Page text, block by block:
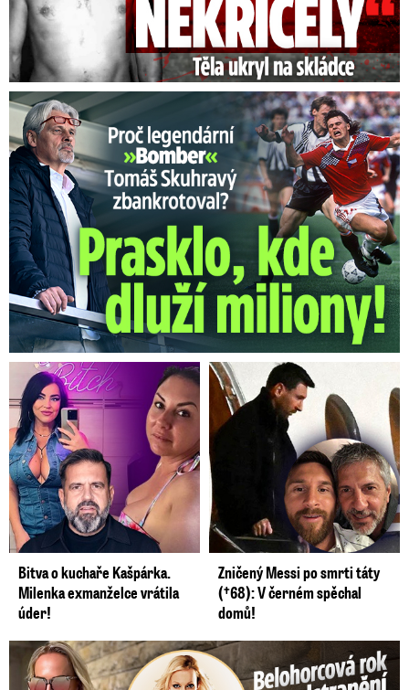
Proč Skuhravý zbankrotoval? Prasklo, kde dluží miliony!
Bitva o kuchaře Kašpárka.
Milenka exmanželce vrátila
úder!
Zničený Messi po smrti táty
(†68): V černém spěchal
domů!
Belohorcová rok po odstranění implantátů: Konečně sama sebou